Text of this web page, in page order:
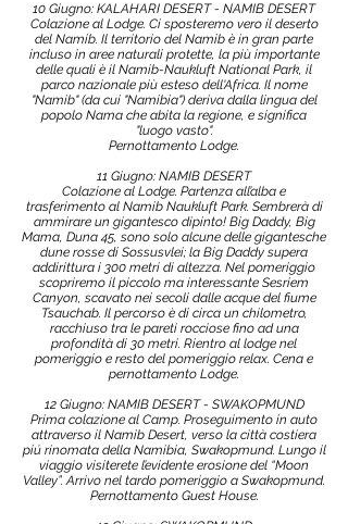
10 Giugno: KALAHARI DESERT - NAMIB DESERT
Colazione al Lodge. Ci sposteremo vero il deserto
del Namib. Il territorio del Namib è in gran parte
incluso in aree naturali protette, la più importante
delle quali è il Namib-Naukluft National Park, il
parco nazionale più esteso dell'Africa. Il nome
"Namib" (da cui "Namibia") deriva dalla lingua del
popolo Nama che abita la regione, e significa
"luogo vasto".
Pernottamento Lodge.
11 Giugno: NAMIB DESERT
Colazione al Lodge. Partenza all’alba e
trasferimento al Namib Naukluft Park. Sembrerà di
ammirare un gigantesco dipinto! Big Daddy, Big
Mama, Duna 45, sono solo alcune delle gigantesche
dune rosse di Sossusvlei; la Big Daddy supera
addirittura i 300 metri di altezza. Nel pomeriggio
scopriremo il piccolo ma interessante Sesriem
Canyon, scavato nei secoli dalle acque del fiume
Tsauchab. Il percorso è di circa un chilometro,
racchiuso tra le pareti rocciose fino ad una
profondità di 30 metri. Rientro al lodge nel
pomeriggio e resto del pomeriggio relax. Cena e
pernottamento Lodge.
12 Giugno: NAMIB DESERT - SWAKOPMUND
Prima colazione al Camp. Proseguimento in auto
attraverso il Namib Desert, verso la città costiera
piú rinomata della Namibia, Swakopmund. Lungo il
viaggio visiterete l’evidente erosione del “Moon
Valley”. Arrivo nel tardo pomeriggio a Swakopmund.
Pernottamento Guest House.